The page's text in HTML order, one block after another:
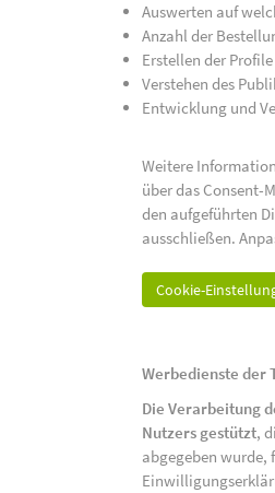
Auswerten auf
Anzahl der
Erstellen der
Verstehen des
Entwicklung und
Weitere
über das Consent-
den aufgeführten
ausschließen.
Cookie-
Werbedienste der
Die Verarbeitung
Nutzers gestützt,
abgegeben